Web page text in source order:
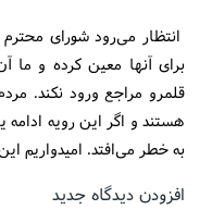
انتظار می‌رود شورای
برای آنها معین کرده و ما
قلمرو مراجع ورود نکند.
هستند و اگر این رویه
به خطر می‌افتد. امیدواریم
افزودن دیدگاه جدید